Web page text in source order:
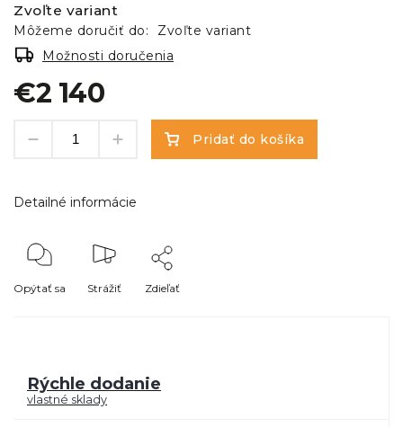
€2 140
Zvoľte variant
Môžeme doručiť do:
Zvoľte variant
Možnosti doručenia
Pridať do košíka
Detailné informácie
Opýtať sa Strážiť Zdieľať
Rýchle dodanie
vlastné sklady